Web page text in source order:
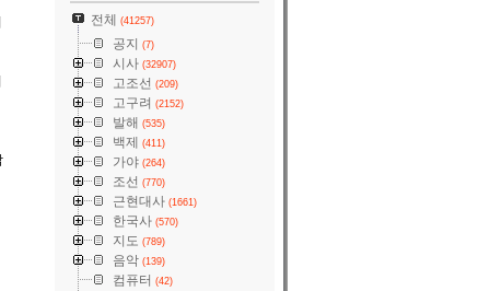
전체
(41257)
공지 (7)
시사 (32907)
고조선 (209)
고구려 (2152)
발해 (535)
백제 (411)
가야 (264)
조선 (770)
근현대사 (1661)
한국사 (570)
지도 (789)
음악 (139)
컴퓨터 (42)